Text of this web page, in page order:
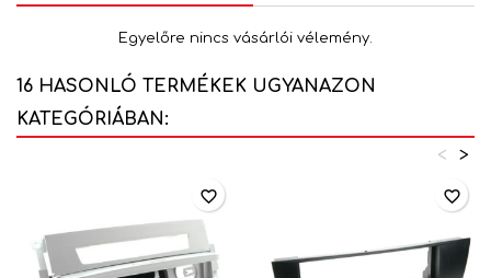
Egyelőre nincs vásárlói vélemény.
16 HASONLÓ TERMÉKEK UGYANAZON
KATEGÓRIÁBAN:
>
<
favorite_border favorite_border